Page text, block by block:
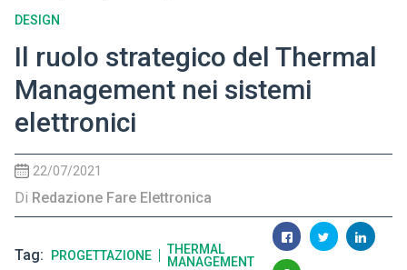
DESIGN
Il ruolo strategico del Thermal
Management nei sistemi
elettronici
22/07/2021
Di Redazione Fare Elettronica
Tag PROGETTAZIONE
THERMAL
MANAGEMENT